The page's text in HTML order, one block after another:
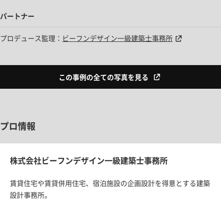
パートナー
プロデュース監理： ビーフンデザイン一級建築士事務所
この事例の全ての写真を見る
プロ情報
株式会社ビーフンデザイン一級建築士事務所
賃貸住宅や賃貸併用住宅、宿泊施設の企画設計を得意とする建築
設計事務所。